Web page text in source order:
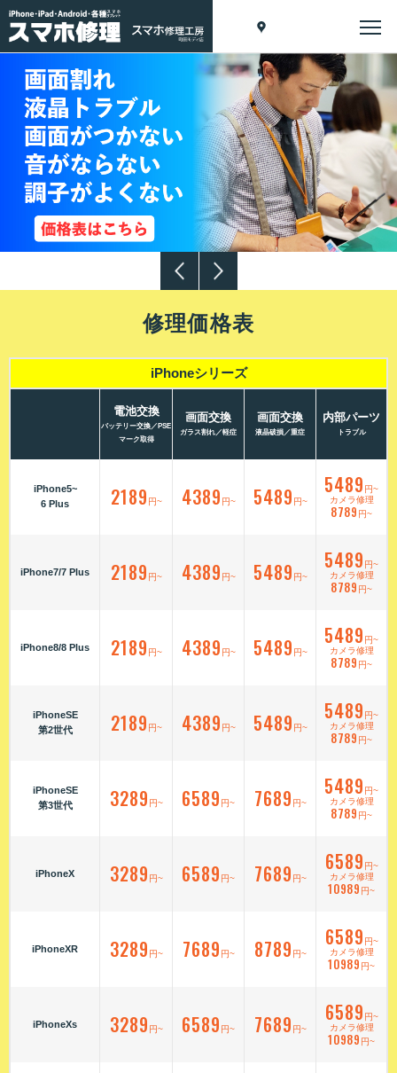
修理価格表
iPhoneシリーズ
iPhone5~
6 Plus
iPhone7/7 Plus
iPhone8/8 Plus
iPhoneSE
第2世代
iPhoneSE
第3世代
iPhoneX
iPhoneXR
iPhoneXs
電池交換
バッテリー交換／PSE
マーク取得
画面交換
ガラス割れ／軽症
画面交換
液晶破損／重症
内部パーツ
トラブル
2189 円~ 4389 円~ 5489 円~
5489 円~
カメラ修理
8789 円~
2189 円~ 4389 円~ 5489 円~
5489 円~
カメラ修理
8789 円~
2189 円~ 4389 円~ 5489 円~
5489 円~
カメラ修理
8789 円~
2189 円~ 4389 円~ 5489 円~
5489 円~
カメラ修理
8789 円~
3289 円~ 6589 円~ 7689 円~
5489 円~
カメラ修理
8789 円~
3289 円~ 6589 円~ 7689 円~
6589 円~
カメラ修理
10989 円~
3289 円~ 7689 円~ 8789 円~
6589 円~
カメラ修理
10989 円~
3289 円~ 6589 円~ 7689 円~
6589 円~
カメラ修理
10989 円~